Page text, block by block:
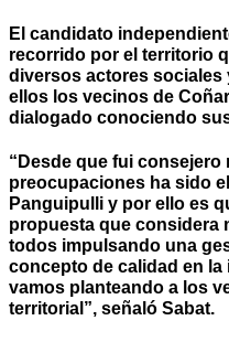
El candidato
recorrido por el territorio
diversos actores sociales
ellos los vecinos de
dialogado conociendo
“Desde que fui
preocupaciones ha sido
Panguipulli y por ello es
propuesta que considera
todos impulsando una
concepto de calidad en
vamos planteando a los
territorial”, señaló Sabat.